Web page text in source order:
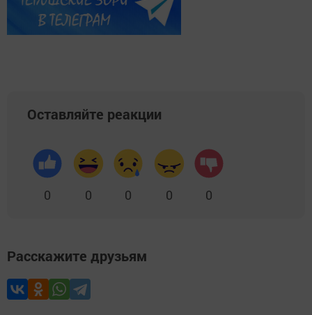
Оставляйте реакции
0 0 0 0 0
Расскажите друзьям